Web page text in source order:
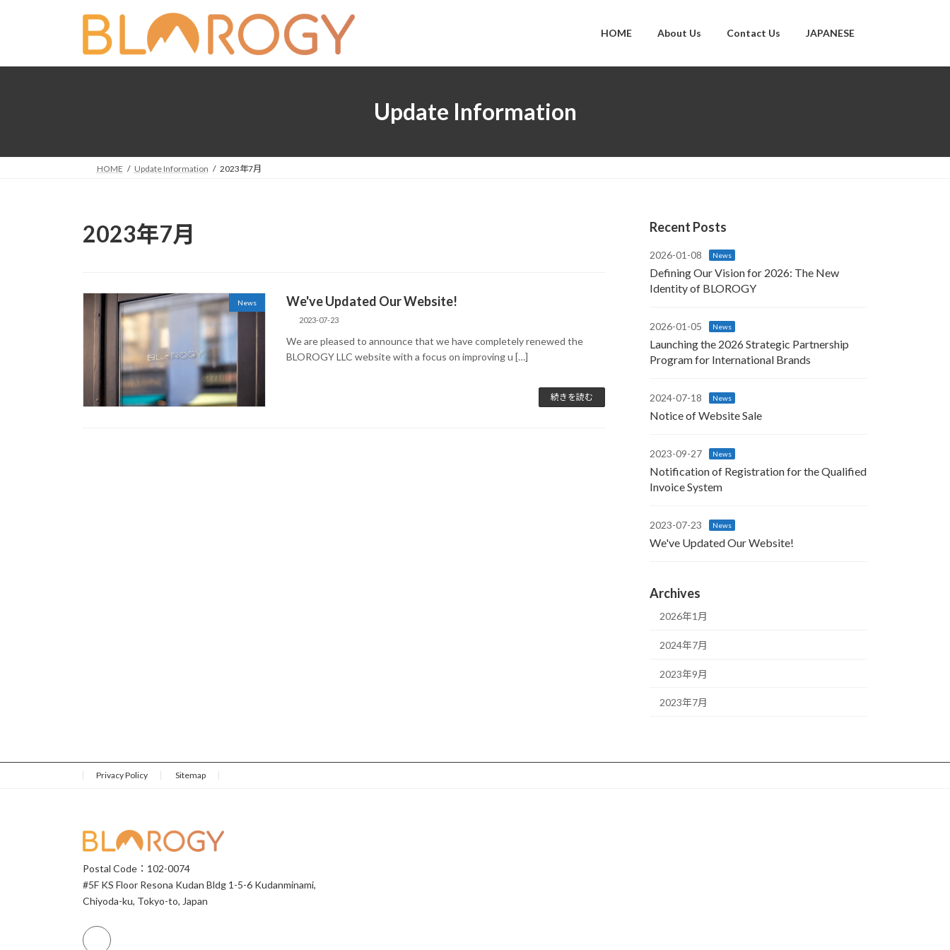
プ
動
HOME About Us Contact Us JAPANESE
Update Information
HOME Update Information 2023年7月
2023年7月
News We've Updated Our Website!
2023-07-23
We are pleased to announce that we have completely renewed the
BLOROGY LLC website with a focus on improving u […]
続きを読む
Recent Posts
2026-01-08 News
Defining Our Vision for 2026: The New
Identity of BLOROGY
2026-01-05 News
Launching the 2026 Strategic Partnership
Program for International Brands
2024-07-18 News
Notice of Website Sale
2023-09-27 News
Notification of Registration for the Qualified
Invoice System
2023-07-23 News
We've Updated Our Website!
Archives
2026年1月
2024年7月
2023年9月
2023年7月
Privacy Policy Sitemap
Postal Code：102-0074
#5F KS Floor Resona Kudan Bldg 1-5-6 Kudanminami,
Chiyoda-ku, Tokyo-to, Japan